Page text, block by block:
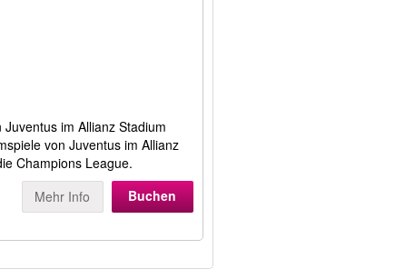
im Allianz Stadium
von Juventus im Allianz
Champions League.
Mehr Info Buchen